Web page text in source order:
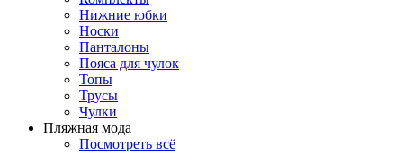
Нижние юбки
Носки
Панталоны
Поясa для чулок
Топы
Трусы
Чулки
Пляжная мода
Посмотреть всё